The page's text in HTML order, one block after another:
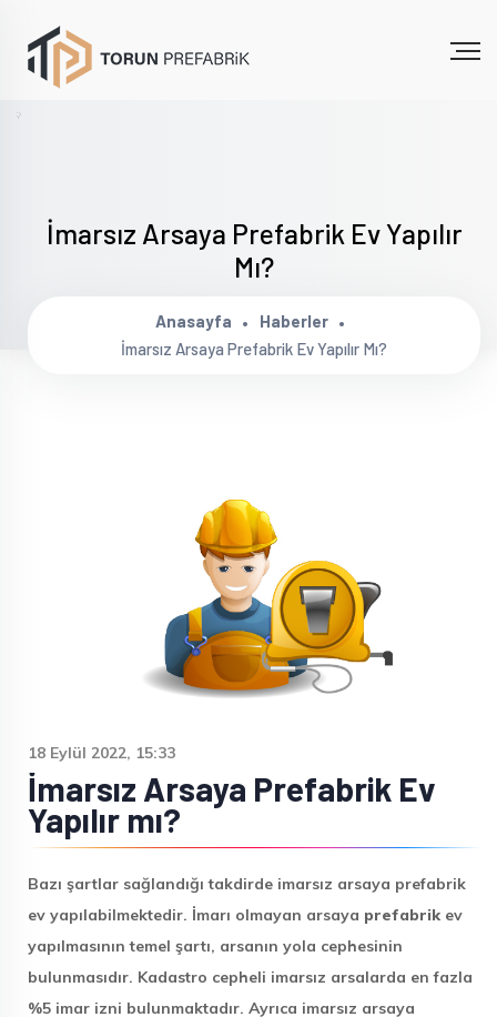
İmarsız Arsaya Prefabrik Ev Yapılır
Mı?
Anasayfa
Haberler
İmarsız Arsaya Prefabrik Ev Yapılır Mı?
18 Eylül 2022, 15:33
İmarsız Arsaya Prefabrik Ev
Yapılır mı?
Bazı şartlar sağlandığı takdirde imarsız arsaya prefabrik
ev yapılabilmektedir. İmarı olmayan arsaya prefabrik ev
yapılmasının temel şartı, arsanın yola cephesinin
bulunmasıdır. Kadastro cepheli imarsız arsalarda en fazla
%5 imar izni bulunmaktadır. Ayrıca imarsız arsaya